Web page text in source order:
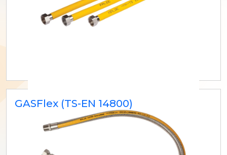
GASFlex (TS-EN 14800)